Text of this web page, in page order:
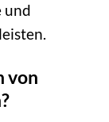
und
von